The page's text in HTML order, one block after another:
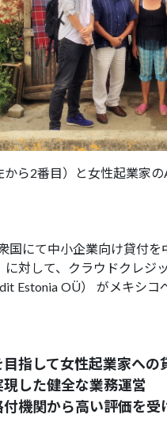
ら2番目）と女性起業家の
国にて中小企業向け貸付
対して、クラウドクレジ
Estonia OÜ） がメキシコ
指して女性起業家へ
した健全な業務運営
機関から高い評価を受